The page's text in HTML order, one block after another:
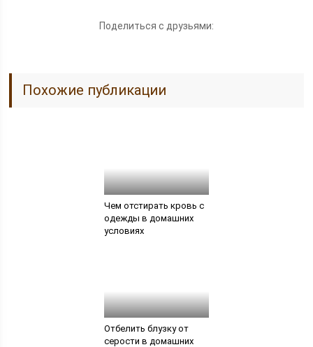
Поделиться с друзьями:
Похожие публикации
Чем отстирать кровь с
одежды в домашних
условиях
Отбелить блузку от
серости в домашних